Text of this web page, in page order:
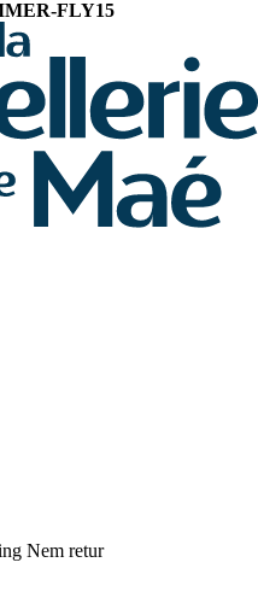
FLY15
Nem retur